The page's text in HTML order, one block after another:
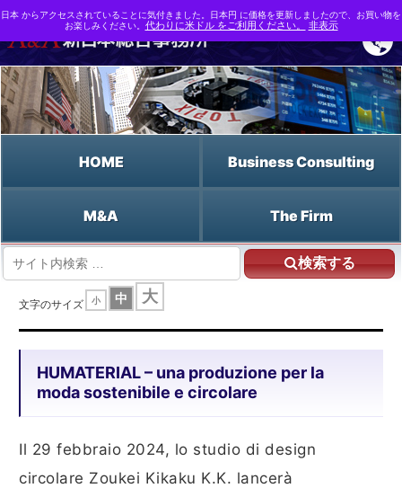
HOME Business Consulting
M&A The Firm
検索する
HUMATERIAL - una produzione per la moda sostenibile e circolare
文字のサイズ 小 中 大
HUMATERIAL – una produzione per la
moda sostenibile e circolare
Il 29 febbraio 2024, lo studio di design
circolare Zoukei Kikaku K.K. lancerà
日本 からアクセスされていることに気付きました。日本円 に価格を更新しましたので、お買い物を
お楽しみください。 代わりに米ドル をご利用ください。 非表示